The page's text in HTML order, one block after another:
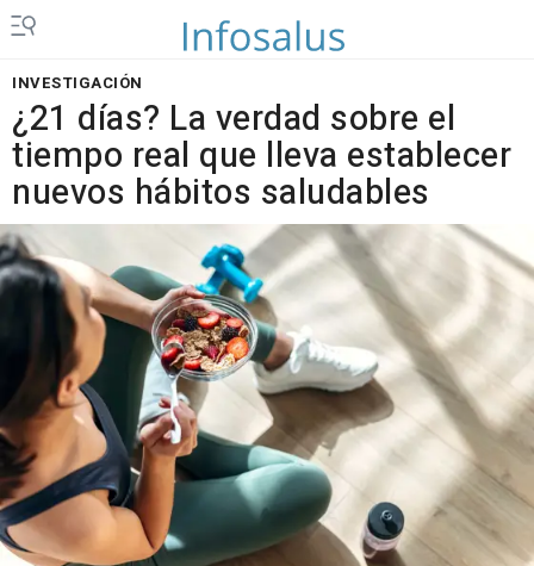
INVESTIGACIÓN
¿21 días? La verdad sobre el
tiempo real que lleva establecer
nuevos hábitos saludables